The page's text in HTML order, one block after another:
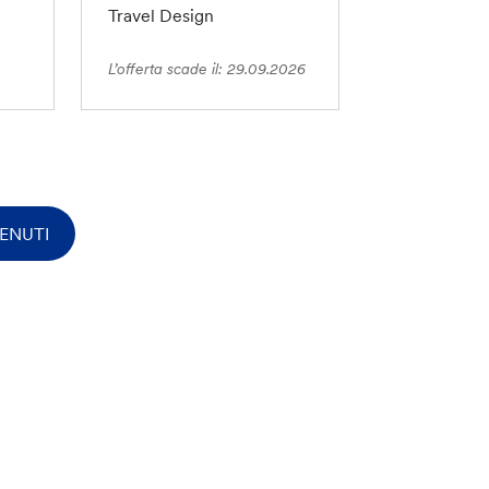
Travel Design
L’offerta scade il: 29.09.2026